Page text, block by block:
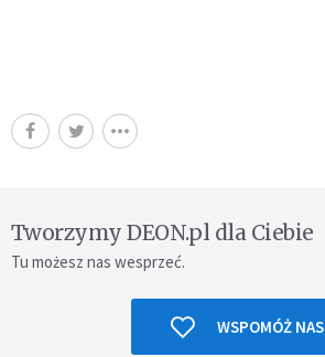
Tworzymy DEON.pl dla Ciebie
Tu możesz nas wesprzeć.
WSPOMÓŻ NAS